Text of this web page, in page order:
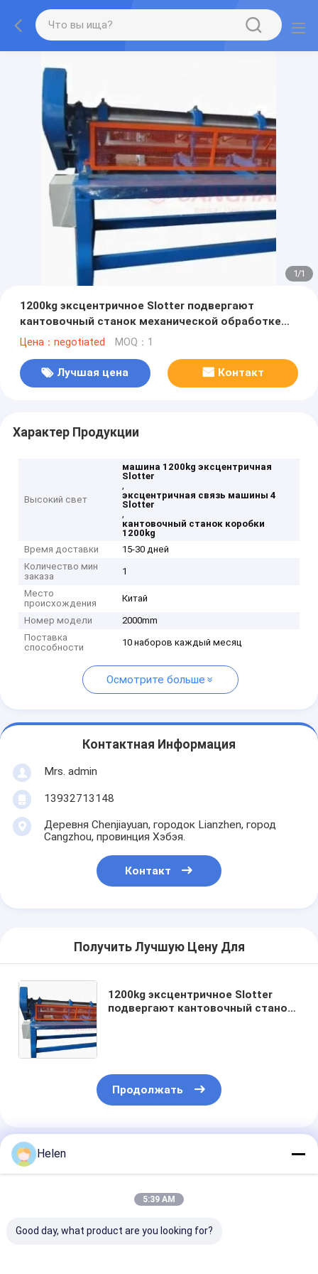
1/1
1200kg эксцентричное Slotter подвергают
кантовочный станок механической обработке
коробки 4 связей рифленый
Цена：negotiated MOQ：1
Лучшая цена Контакт
Характер Продукции
Высокий свет
машина 1200kg эксцентричная
Slotter
,
эксцентричная связь машины 4
Slotter
,
кантовочный станок коробки
1200kg
Время доставки
15-30 дней
Количество мин
заказа
1
Место
происхождения
Китай
Номер модели
2000mm
Поставка
способности
10 наборов каждый месяц
Осмотрите больше
Контактная Информация
Mrs. admin
13932713148
Деревня Chenjiayuan, городок Lianzhen, город
Cangzhou, провинция Хэбэя.
Контакт
Получить Лучшую Цену Для
1200kg эксцентричное Slotter
подвергают кантовочный станок
Продолжать
Порекомендованные Продукты
Helen
5:39 AM
Good day, what product are you looking for?